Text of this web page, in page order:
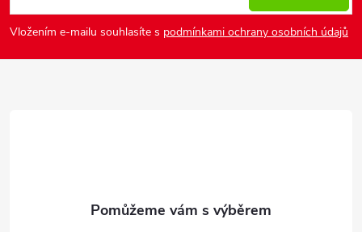
Vložením e-mailu souhlasíte s podmínkami ochrany osobních údajů